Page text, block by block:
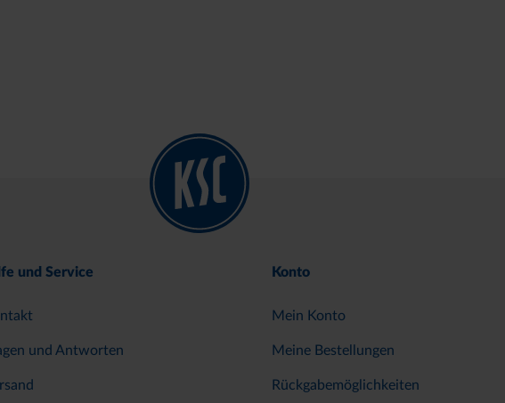
und Service
und Antworten
Konto
Mein Konto
Meine Bestellungen
Rückgabemöglichkeiten